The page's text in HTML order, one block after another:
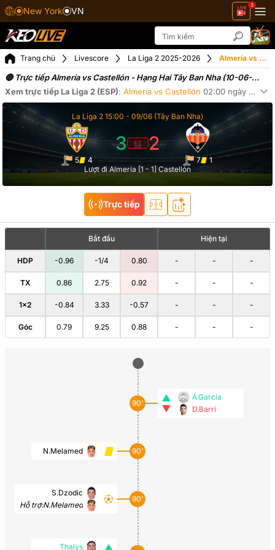
New York VN
3
Trang chủ Livescore La Liga 2 2025-2026 Almería vs Castellón ngày 10-06-2026
🔴 Trực tiếp Almería vs Castellón - Hạng Hai Tây Ban Nha (10-06-
2026)
Xem trực tiếp La Liga 2 (ESP): Almería vs Castellón 02:00 ngày 10-06
La Liga 2 15:00 - 09/06 (Tây Ban Nha)
5 4
3 FT 2
7
1
Lượt đi Almería [1 - 1] Castellón
Trực tiếp
Bắt đầu Hiện tại
HDP -0.96 -1/4 0.80 - - -
TX 0.86 2.75 0.92 - - -
1×2 -0.84 3.33 -0.57 - - -
Góc 0.79 9.25 0.88 - - -
90’
Á.García
D.Barri
N.Melamed 90’
S.Dzodic
Hỗ trợ:N.Melamed
90’
Thalys